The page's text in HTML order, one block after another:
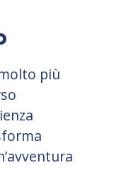
più
’avventura